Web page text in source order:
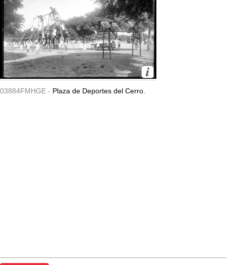
03884FMHGE - Plaza de Deportes del Cerro.